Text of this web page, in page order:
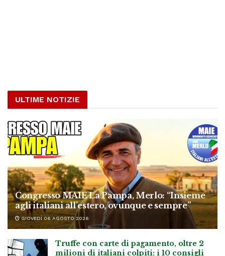
ULTIME NOTIZIE
Congresso MAIE La Pampa, Merlo: “Insieme
agli italiani all’estero, ovunque e sempre”
GIOVEDÌ 06 AGOSTO 2026
Truffe con carte di pagamento, oltre 2
milioni di italiani colpiti: i 10 consigli